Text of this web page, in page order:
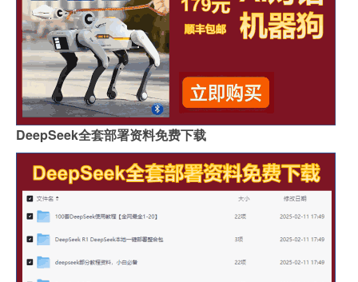
DeepSeek全套部署资料免费下载